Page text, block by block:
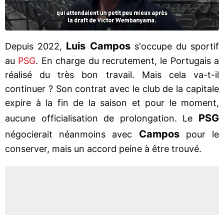
Depuis 2022, Luis Camposs'occupe du sportif
au PSG. En charge du recrutement, le Portugais a
réalisé du très bon travail. Mais cela va-t-il
continuer ? Son contrat avec le club de la capitale
expire à la fin de la saison et pour le moment,
aucune officialisation de prolongation. Le PSG
négocierait néanmoins avec Campos
pour le
conserver, mais un accord peine à être trouvé.